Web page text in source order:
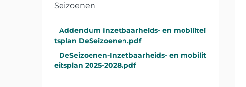
Seizoenen
Addendum Inzetbaarheids- en mobilitei
tsplan DeSeizoenen.pdf
DeSeizoenen-Inzetbaarheids- en mobilit
eitsplan 2025-2028.pdf